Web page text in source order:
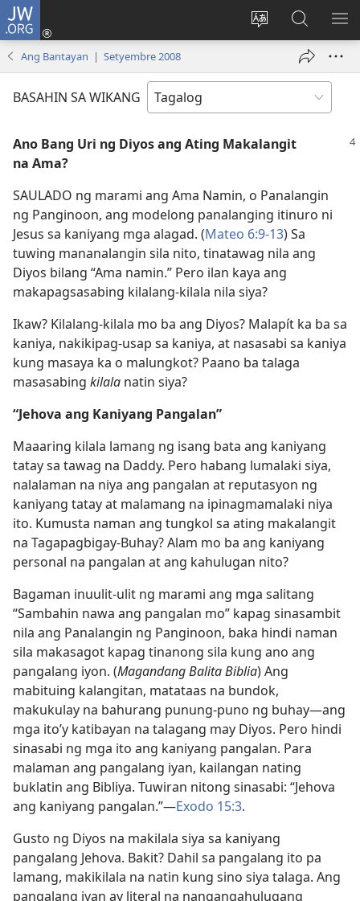
JW.ORG
Baguhin
ng
Mag-
log
bubukas
window)
sa
JW.ORG
Ang Bantayan | Setyembre 2008
BASAHIN SA WIKANG
Ano Bang Uri ng Diyos ang Ating Makalangit
na Ama?
SAULADO ng marami ang Ama Namin, o Panalangin
ng Panginoon, ang modelong panalanging itinuro ni
Jesus sa kaniyang mga alagad. (Mateo 6:9-13) Sa
tuwing mananalangin sila nito, tinatawag nila ang
Diyos bilang “Ama namin.” Pero ilan kaya ang
makapagsasabing kilalang-kilala nila siya?
Ikaw? Kilalang-kilala mo ba ang Diyos? Malapít ka ba sa
kaniya, nakikipag-usap sa kaniya, at nasasabi sa kaniya
kung masaya ka o malungkot? Paano ba talaga
masasabing kilala natin siya?
“Jehova ang Kaniyang Pangalan”
Maaaring kilala lamang ng isang bata ang kaniyang
tatay sa tawag na Daddy. Pero habang lumalaki siya,
nalalaman na niya ang pangalan at reputasyon ng
kaniyang tatay at malamang na ipinagmamalaki niya
ito. Kumusta naman ang tungkol sa ating makalangit
na Tagapagbigay-Buhay? Alam mo ba ang kaniyang
personal na pangalan at ang kahulugan nito?
Bagaman inuulit-ulit ng marami ang mga salitang
“Sambahin nawa ang pangalan mo” kapag sinasambit
nila ang Panalangin ng Panginoon, baka hindi naman
sila makasagot kapag tinanong sila kung ano ang
pangalang iyon. (Magandang Balita Biblia) Ang
mabituing kalangitan, matataas na bundok,
makukulay na bahurang punung-puno ng buhay​—ang
mga ito’y katibayan na talagang may Diyos. Pero hindi
sinasabi ng mga ito ang kaniyang pangalan. Para
malaman ang pangalang iyan, kailangan nating
buklatin ang Bibliya. Tuwiran nitong sinasabi: “Jehova
ang kaniyang pangalan.”​—Exodo 15:3.
Gusto ng Diyos na makilala siya sa kaniyang
pangalang Jehova. Bakit? Dahil sa pangalang ito pa
lamang, makikilala na natin kung sino siya talaga. Ang
pangalang iyan ay literal na nangangahulugang